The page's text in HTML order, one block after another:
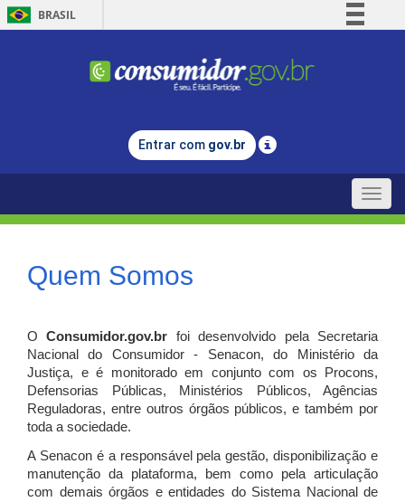
BRASIL
Comunica BR
Legislação
Entrar com gov.br
Toggle
Quem Somos
OConsumidor.gov.br
foi desenvolvido pela Secretaria
Nacional do Consumidor - Senacon, do Ministério da
Justiça, e é monitorado em conjunto com os Procons,
Defensorias Públicas, Ministérios Públicos, Agências
Reguladoras, entre outros órgãos públicos, e também por
toda a sociedade.
A Senacon é a responsável pela gestão, disponibilização e
manutenção da plataforma, bem como pela articulação
com demais órgãos e entidades do Sistema Nacional de